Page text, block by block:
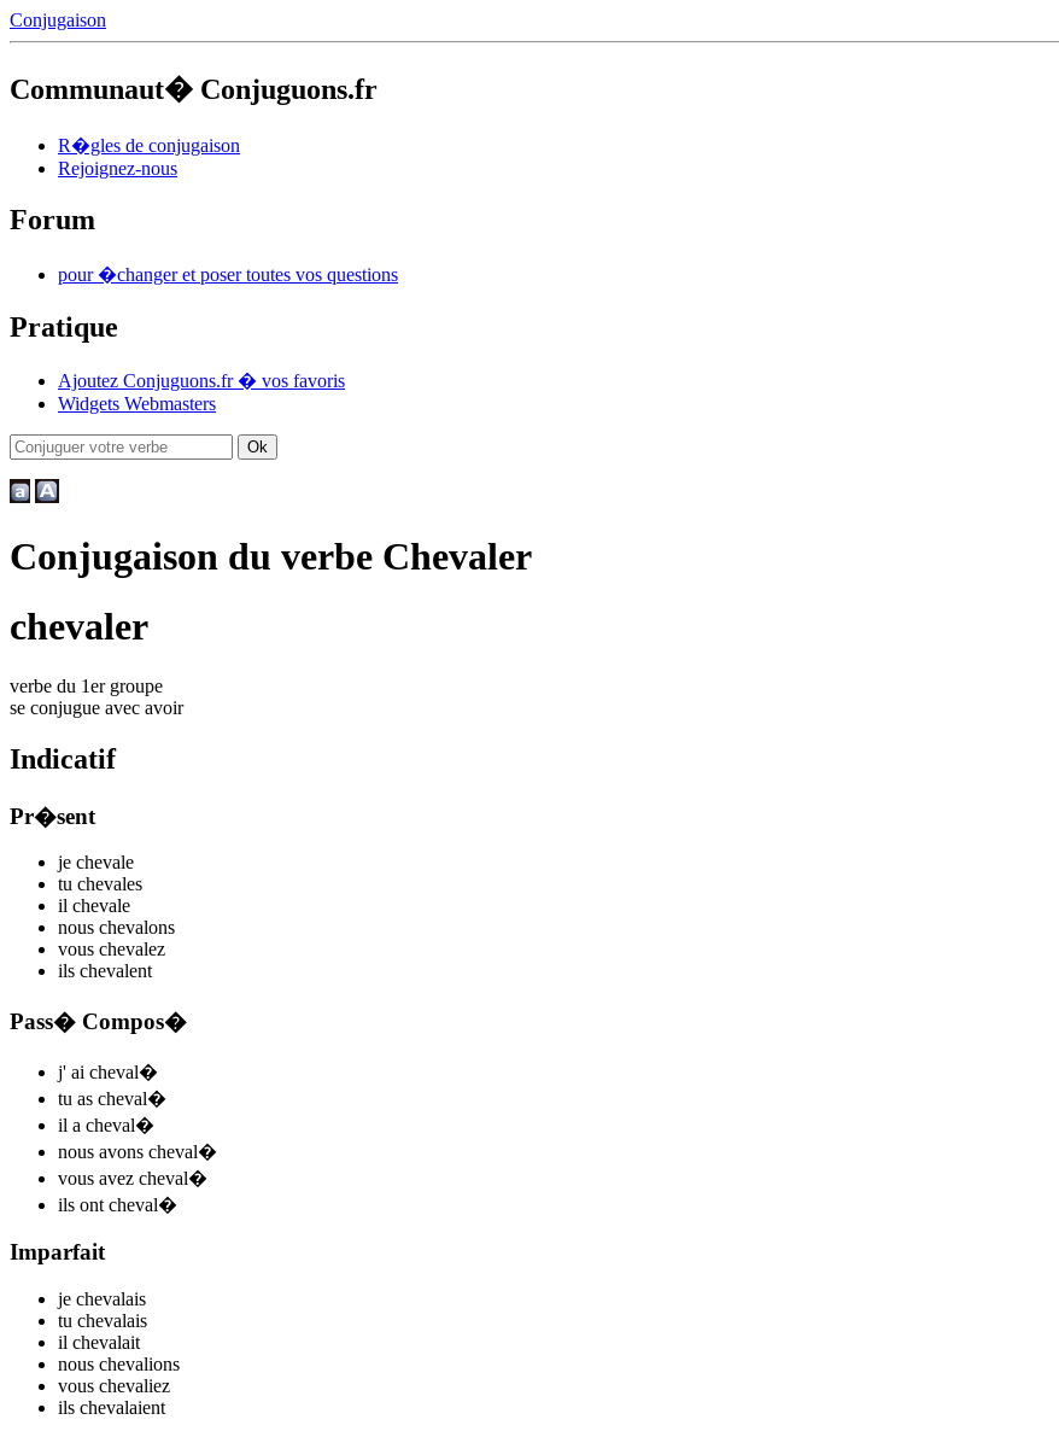
Conjugaison
Communaut� Conjuguons.fr
R�gles de conjugaison
Rejoignez-nous
Forum
pour �changer et poser toutes vos questions
Pratique
Ajoutez Conjuguons.fr � vos favoris
Widgets Webmasters
Conjugaison du verbe Chevaler
chevaler
verbe du 1er groupe
se conjugue avec avoir
Indicatif
Pr�sent
je chevale
tu chevales
il chevale
nous chevalons
vous chevalez
ils chevalent
Pass� Compos�
j' ai cheval�
tu as cheval�
il a cheval�
nous avons cheval�
vous avez cheval�
ils ont cheval�
Imparfait
je chevalais
tu chevalais
il chevalait
nous chevalions
vous chevaliez
ils chevalaient